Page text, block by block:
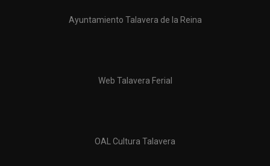
Ayuntamiento Talavera de la Reina
Web Talavera Ferial
OAL Cultura Talavera